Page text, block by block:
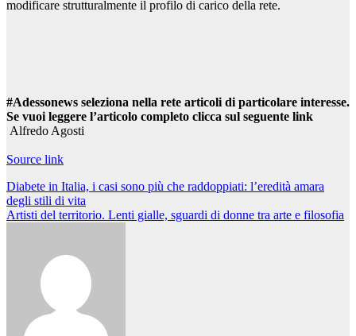
modificare strutturalmente il profilo di carico della rete.
#Adessonews seleziona nella rete articoli di particolare interesse.
Se vuoi leggere l’articolo completo clicca sul seguente link
Alfredo Agosti
Source link
Navigazione
articoli
Diabete in Italia, i casi sono più che raddoppiati: l’eredità amara
degli stili di vita
Artisti del territorio. Lenti gialle, sguardi di donne tra arte e filosofia